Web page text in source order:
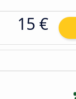
15 €